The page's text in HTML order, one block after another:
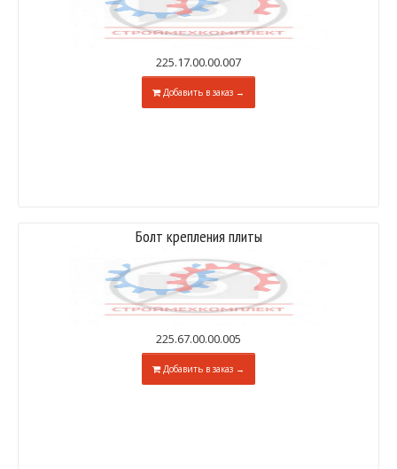
225.17.00.00.007
Добавить в заказ →
Болт крепления плиты
225.67.00.00.005
Добавить в заказ →